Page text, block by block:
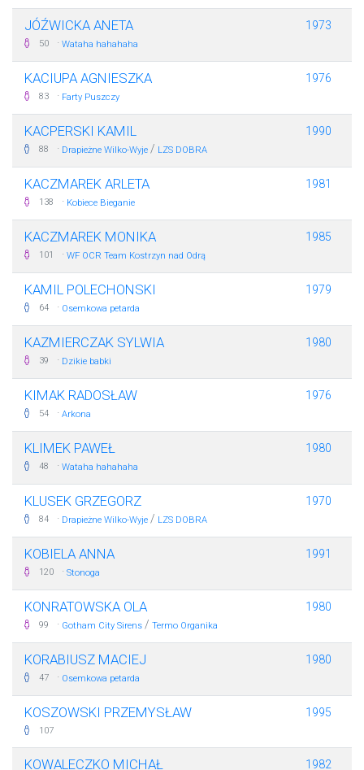
JÓŹWICKA ANETA
50 · Wataha hahahaha
1973
KACIUPA AGNIESZKA
83 · Farty Puszczy
1976
KACPERSKI KAMIL
88 · Drapieżne Wilko-Wyje / LZS DOBRA
1990
KACZMAREK ARLETA
138 · Kobiece Bieganie
1981
KACZMAREK MONIKA
101 · WF OCR Team Kostrzyn nad Odrą
1985
KAMIL POLECHONSKI
64 · Osemkowa petarda
1979
KAZMIERCZAK SYLWIA
39 · Dzikie babki
1980
KIMAK RADOSŁAW
54 · Arkona
1976
KLIMEK PAWEŁ
48 · Wataha hahahaha
1980
KLUSEK GRZEGORZ
84 · Drapieżne Wilko-Wyje / LZS DOBRA
1970
KOBIELA ANNA
120 · Stonoga
1991
KONRATOWSKA OLA
99 · Gotham City Sirens / Termo Organika
1980
KORABIUSZ MACIEJ
47 · Osemkowa petarda
1980
KOSZOWSKI PRZEMYSŁAW
107
1995
KOWALECZKO MICHAŁ 1982